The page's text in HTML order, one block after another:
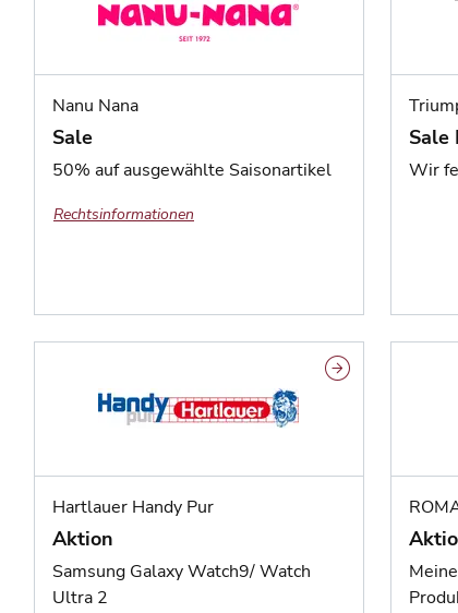
Nanu Nana
Sale
50% auf ausgewählte Saisonartikel
Rechtsinformationen
Sale
Wir
Hartlauer Handy Pur
Aktion
Samsung Galaxy Watch9/ Watch
Ultra 2